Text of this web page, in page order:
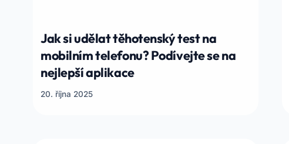
Jak si udělat těhotenský test na
mobilním telefonu? Podívejte se na
nejlepší aplikace
20. října 2025